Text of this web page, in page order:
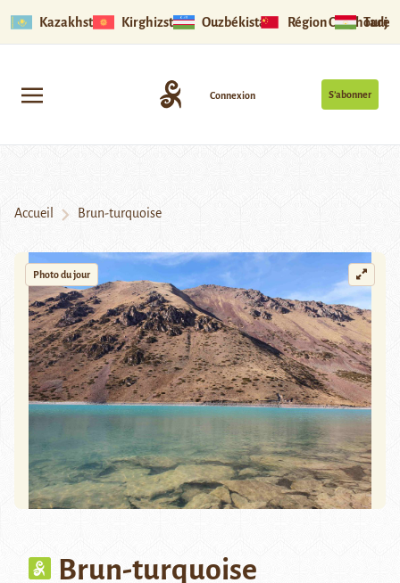
Kazakhstan Kirghizstan Ouzbékistan Région Ouïghoure
S’abonner
Connexion
Accueil Brun-turquoise
Photo du jour
Brun-turquoise